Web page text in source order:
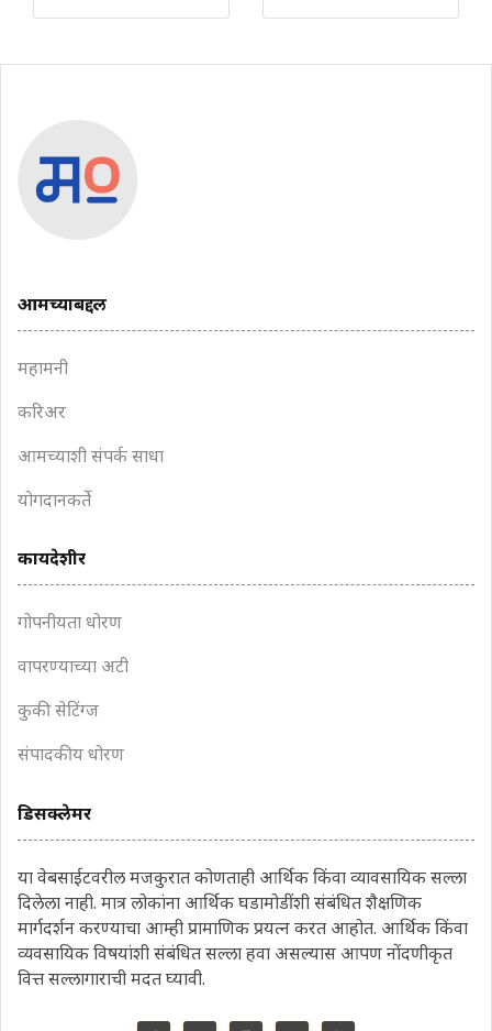
आमच्याबद्दल
महामनी
करिअर
आमच्याशी संपर्क साधा
योगदानकर्ते
कायदेशीर
गोपनीयता धोरण
वापरण्याच्या अटी
कुकी सेटिंग्ज
संपादकीय धोरण
डिसक्लेमर
या वेबसाईटवरील मजकुरात कोणताही आर्थिक किंवा व्यावसायिक सल्ला
दिलेला नाही. मात्र लोकांना आर्थिक घडामोडींशी संबंधित शैक्षणिक
मार्गदर्शन करण्याचा आम्ही प्रामाणिक प्रयत्न करत आहोत. आर्थिक किंवा
व्यवसायिक विषयांशी संबंधित सल्ला हवा असल्यास आपण नोंदणीकृत
वित्त सल्लागाराची मदत घ्यावी.